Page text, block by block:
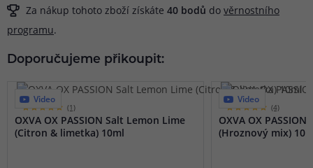
Za nákup tohoto zboží získáte 40 bodů do věrnostního
programu.
Doporučujeme přikoupit:
Video
(1)
OXVA OX PASSION Salt Lemon Lime
(Citron & limetka) 10ml
Video
(4)
OXVA OX
(Hroznový mix)